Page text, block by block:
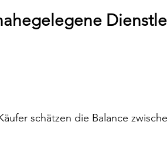
schätzen die Balance